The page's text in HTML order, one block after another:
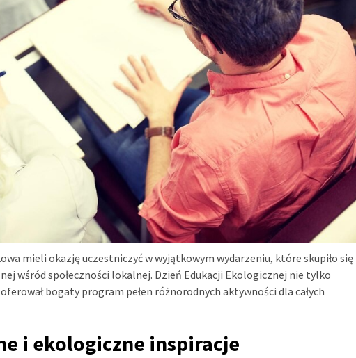
mieli okazję uczestniczyć w wyjątkowym wydarzeniu, które skupiło się
wśród społeczności lokalnej. Dzień Edukacji Ekologicznej nie tylko
bogaty program pełen różnorodnych aktywności dla całych
i ekologiczne inspiracje